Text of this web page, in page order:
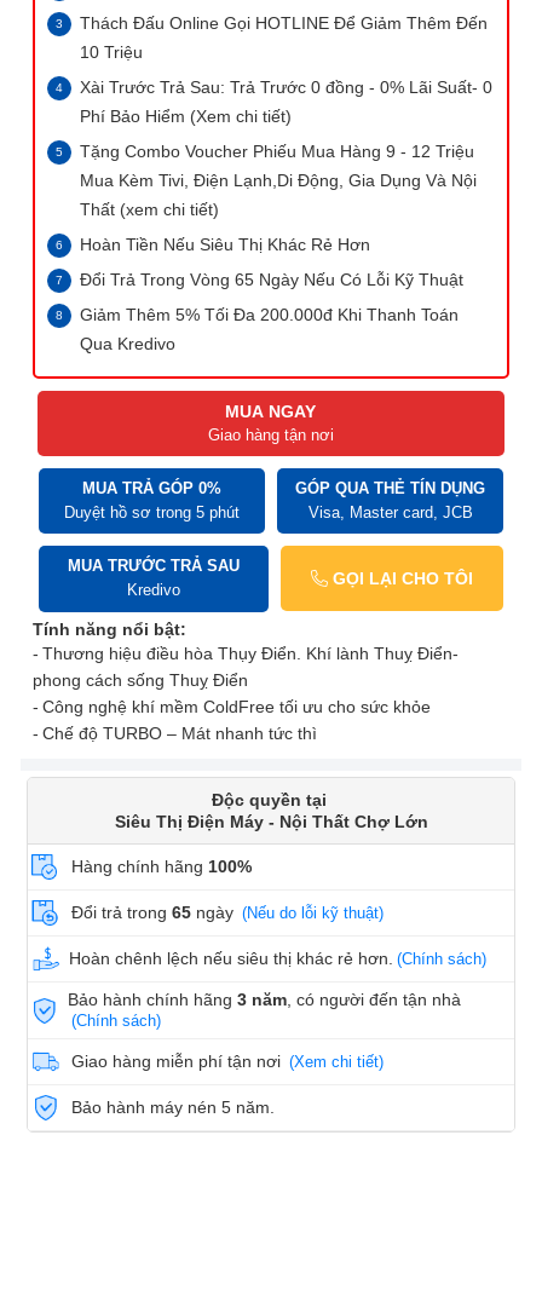
Thách Đấu Online Gọi HOTLINE Để Giảm Thêm Đến
10 Triệu
Xài Trước Trả Sau: Trả Trước 0 đồng - 0% Lãi Suất- 0
Phí Bảo Hiểm (Xem chi tiết)
Tặng Combo Voucher Phiếu Mua Hàng 9 - 12 Triệu
Mua Kèm Tivi, Điện Lạnh,Di Động, Gia Dụng Và Nội
Thất (xem chi tiết)
Hoàn Tiền Nếu Siêu Thị Khác Rẻ Hơn
Đổi Trả Trong Vòng 65 Ngày Nếu Có Lỗi Kỹ Thuật
Giảm Thêm 5% Tối Đa 200.000đ Khi Thanh Toán
Qua Kredivo
MUA NGAY
Giao hàng tận nơi
MUA TRẢ GÓP 0%
Duyệt hồ sơ trong 5 phút
GÓP QUA THẺ TÍN DỤNG
Visa, Master card, JCB
MUA TRƯỚC TRẢ SAU
Kredivo
GỌI LẠI CHO TÔI
Tính năng nổi bật:
Thương hiệu điều hòa Thụy Điển. Khí lành Thuỵ Điển-
phong cách sống Thuỵ Điển
Công nghệ khí mềm ColdFree tối ưu cho sức khỏe
Chế độ TURBO – Mát nhanh tức thì
Độc quyền tại
Siêu Thị Điện Máy - Nội Thất Chợ Lớn
Hàng chính hãng 100%
Đổi trả trong 65 ngày (Nếu do lỗi kỹ thuật)
Hoàn chênh lệch nếu siêu thị khác rẻ hơn. (Chính sách)
Bảo hành chính hãng3 năm , có người đến tận nhà
(Chính sách)
Giao hàng miễn phí tận nơi (Xem chi tiết)
Bảo hành máy nén 5 năm.